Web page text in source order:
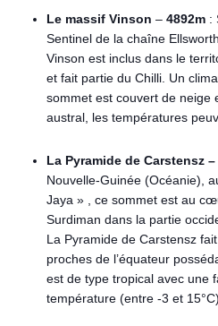
Le massif Vinson – 4892m :
Sentinel de la chaîne
Vinson est inclus dans le
et fait partie du Chilli. Un
sommet est couvert de neige
austral, les températures
La Pyramide de Carstensz –
Nouvelle-Guinée (Océanie),
Jaya » , ce sommet est au
Surdiman dans la partie
La Pyramide de Carstensz
proches de l’équateur
est de type tropical avec une
température (entre -3 et